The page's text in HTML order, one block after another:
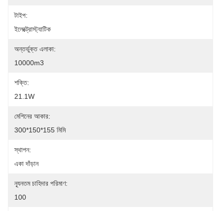
টাইপ:
ইলেক্ট্রোস্ট্যাটিক
অন্তর্ভুক্ত এলাকা:
10000m3
শক্তি:
21.1W
মেশিনের আকার:
300*150*155 মিমি
স্থাপন:
একা দাঁড়ান
ন্যূনতম চাহিদার পরিমাণ:
100